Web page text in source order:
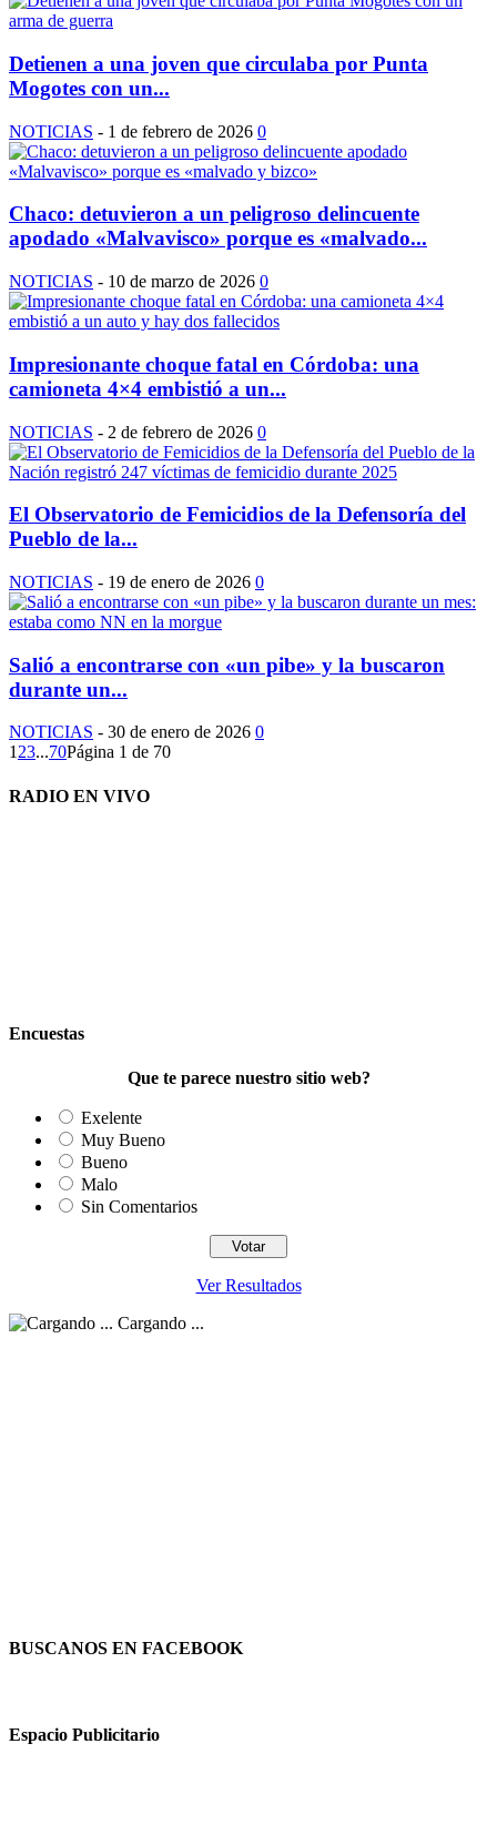
Detienen a una joven que circulaba por Punta
Mogotes con un...
NOTICIAS - 1 de febrero de 2026 0
Chaco: detuvieron a un peligroso delincuente
apodado «Malvavisco» porque es «malvado...
NOTICIAS - 10 de marzo de 2026 0
Impresionante choque fatal en Córdoba: una
camioneta 4×4 embistió a un...
NOTICIAS - 2 de febrero de 2026 0
El Observatorio de Femicidios de la Defensoría del
Pueblo de la...
NOTICIAS - 19 de enero de 2026 0
Salió a encontrarse con «un pibe» y la buscaron
durante un...
NOTICIAS - 30 de enero de 2026 0
123...70Página 1 de 70
RADIO EN VIVO
Encuestas
Que te parece nuestro sitio web?
Exelente
Muy Bueno
Bueno
Malo
Sin Comentarios
Ver Resultados
Cargando ...
BUSCANOS EN FACEBOOK
Espacio Publicitario